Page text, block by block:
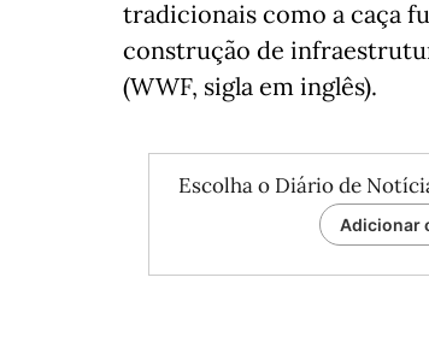
tradicionais como a caça
construção de
(WWF, sigla em inglês).
Escolha o Diário de
Adicionar